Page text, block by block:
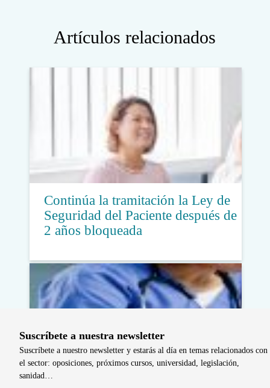
Artículos relacionados
Continúa la tramitación la Ley de
Seguridad del Paciente después de
2 años bloqueada
Suscríbete a nuestra newsletter
Suscríbete a nuestro newsletter y estarás al día en temas relacionados con
el sector: oposiciones, próximos cursos, universidad, legislación,
sanidad…